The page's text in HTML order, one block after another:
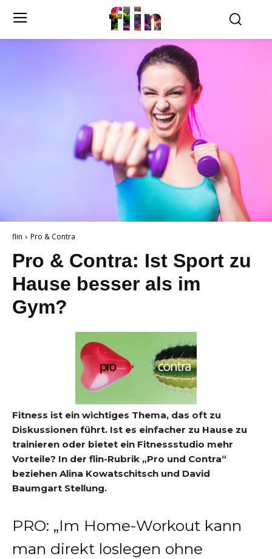
flin
flin Pro & Contra
Pro & Contra: Ist Sport zu
Hause besser als im
Gym?
Fitness ist ein wichtiges Thema, das oft zu
Diskussionen führt. Ist es einfacher zu Hause zu
trainieren oder bietet ein Fitnessstudio mehr
Vorteile? In der flin-Rubrik „Pro und Contra“
beziehen Alina Kowatschitsch und David
Baumgart Stellung.
PRO: „Im Home-Workout kann
man direkt loslegen ohne